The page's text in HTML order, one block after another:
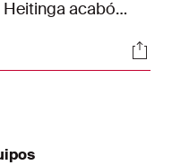
Heitinga acabó
se encuentra en
holandesa.